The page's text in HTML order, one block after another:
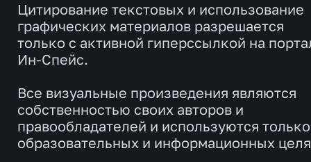
Цитирование текстовых и использование
графических материалов разрешается
только с активной гиперссылкой на
Ин-Спейс.
Все визуальные произведения являются
собственностью своих авторов и
правообладателей и используются
образовательных и информационных